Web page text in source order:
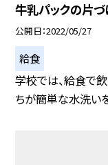
牛乳パックの片づ
公開日 2022/05/27
給食
学校では、給食で
ちが簡単な水洗い